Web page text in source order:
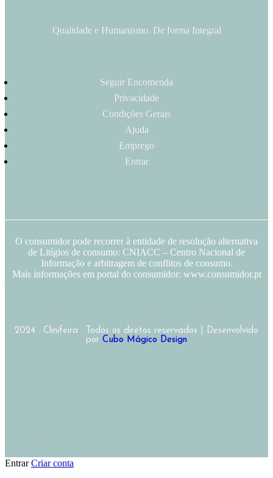
Qualidade e Humanismo. De forma Integral
Seguir Encomenda
Privacidade
Condições Gerais
Ajuda
Emprego
Entrar
O consumidor pode recorrer à entidade de resolução alternativa
de Litígios de consumo: CNIACC – Centro Nacional de
Informação e arbitragem de conflitos de consumo.
Mais informações em portal do consumidor: www.consumidor.pt
2024 . Clinifeira . Todos os diretos reservados | Desenvolvido
por Cubo Mágico Design
Entrar Criar conta